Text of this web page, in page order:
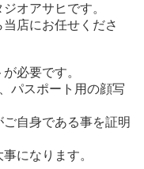
オアサヒです。
店にお任せくださ
必要です。
パスポート用の顔写
自身である事を証明
になります。